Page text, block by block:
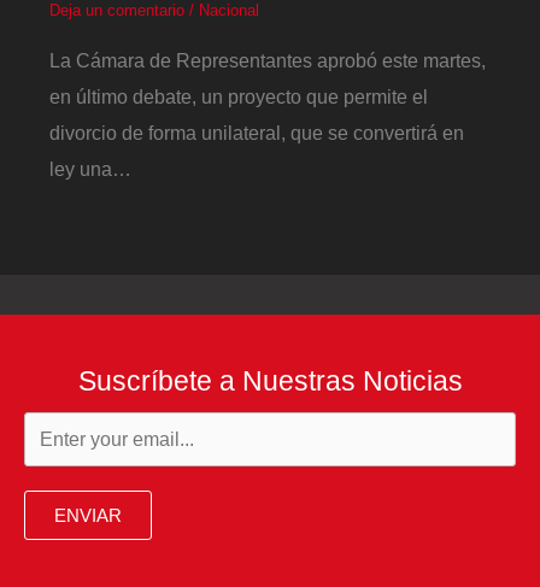
Deja un comentario / Nacional
La Cámara de Representantes aprobó este martes,
en último debate, un proyecto que permite el
divorcio de forma unilateral, que se convertirá en
ley una…
Suscríbete a Nuestras Noticias
ENVIAR